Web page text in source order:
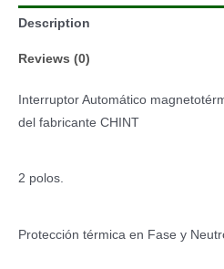
quantity
Description
Reviews (0)
Interruptor Automático
del fabricante CHINT
2 polos.
Protección térmica en Fase y